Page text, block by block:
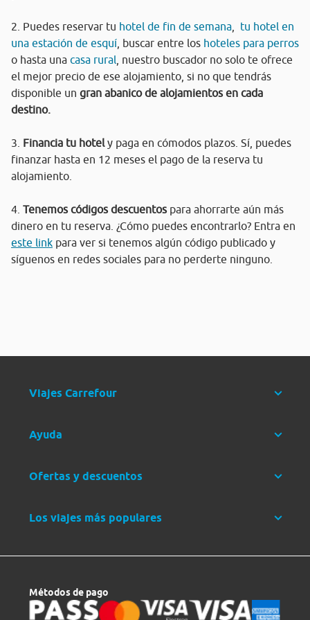
2. Puedes reservar tu hotel de fin de semana
tu hotel en
una estación de esquí , buscar entre los hoteles para perros
o hasta una casa rural , nuestro buscador no solo te ofrece
el mejor precio de ese alojamiento, si no que tendrás
disponible un gran abanico de alojamientos en cada
destino.
3. Financia tu hotely paga en cómodos plazos. Sí, puedes
finanzar hasta en 12 meses el pago de la reserva tu
alojamiento.
4. Tenemos códigos descuentos para ahorrarte aún más
dinero en tu reserva. ¿Cómo puedes encontrarlo? Entra en
este link para ver si tenemos algún código publicado y
síguenos en redes sociales para no perderte ninguno.
Viajes Carrefour
Ayuda
Ofertas y descuentos
Los viajes más populares
Métodos de pago